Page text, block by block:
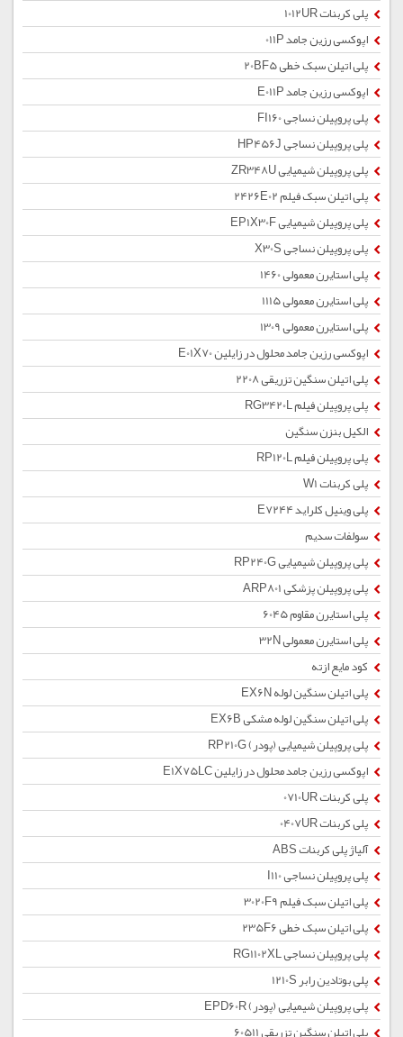
پلی کربنات 1012UR
اپوکسی رزین جامد 011P
پلی اتیلن سبک خطی 20BF5
اپوکسی رزین جامد E011P
پلی پروپیلن نساجی FI160
پلی پروپیلن نساجی HP456J
پلی پروپیلن شیمیایی ZR348U
پلی اتیلن سبک فیلم 2426E02
پلی پروپیلن شیمیایی EP1X30F
پلی پروپیلن نساجی X30S
پلی استایرن معمولی 1460
پلی استایرن معمولی 1115
پلی استایرن معمولی 1309
اپوکسی رزین جامد محلول در زایلین E01X70
پلی اتیلن سنگین تزریقی 2208
پلی پروپیلن فیلم RG3420L
الکیل بنزن سنگین
پلی پروپیلن فیلم RP120L
پلی کربنات W1
پلی وینیل کلراید E7244
سولفات سدیم
پلی پروپیلن شیمیایی RP240G
پلی پروپیلن پزشکی ARP801
پلی استایرن مقاوم 6045
پلی استایرن معمولی 32N
کود مایع ازته
پلی اتیلن سنگین لوله EX6N
پلی اتیلن سنگین لوله مشکی EX6B
پلی پروپیلن شیمیایی (پودر) RP210G
اپوکسی رزین جامد محلول در زایلین E1X75LC
پلی کربنات 0710UR
پلی کربنات 0407UR
آلیاژ پلی کربنات ABS
پلی پروپیلن نساجی I110
پلی اتیلن سبک فیلم 3020F9
پلی اتیلن سبک خطی 235F6
پلی پروپیلن نساجی RG1102XL
پلی بوتادین رابر 1210S
پلی پروپیلن شیمیایی (پودر) EPD60R